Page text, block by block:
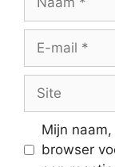
mail
Mijn
browser